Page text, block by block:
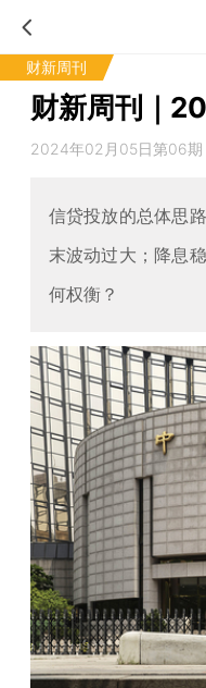
财新周刊
财新周刊｜
2024年02月05日第06期
信贷投放的总体思
末波动过大；降息
何权衡？